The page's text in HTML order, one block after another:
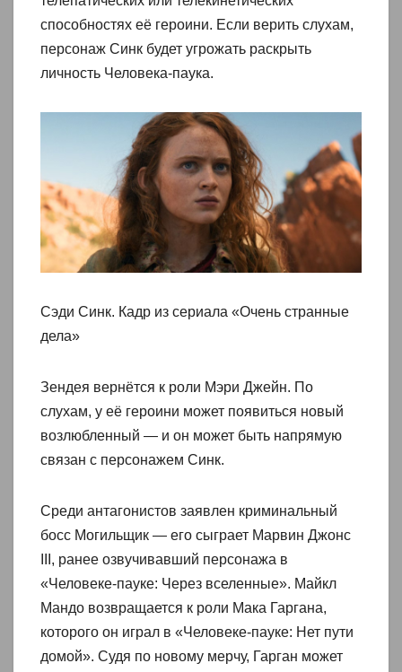
способностях её героини. Если верить слухам,
персонаж Синк будет угрожать раскрыть
личность Человека-паука.
Сэди Синк. Кадр из сериала «Очень странные
дела»
Зендея вернётся к роли Мэри Джейн. По
слухам, у её героини может появиться новый
возлюбленный — и он может быть напрямую
связан с персонажем Синк.
Среди антагонистов заявлен криминальный
босс Могильщик — его сыграет Марвин Джонс
III, ранее озвучивавший персонажа в
«Человеке-пауке: Через вселенные». Майкл
Мандо возвращается к роли Мака Гаргана,
которого он играл в «Человеке-пауке: Нет пути
домой». Судя по новому мерчу, Гарган может